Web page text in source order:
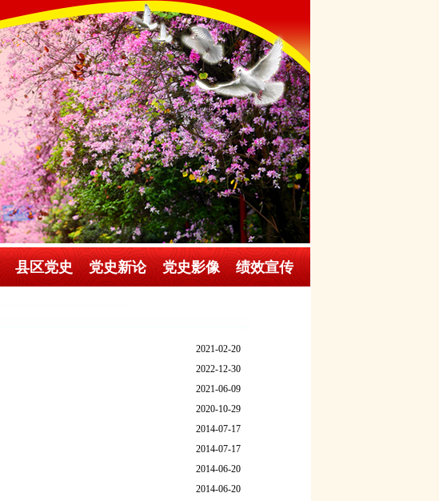
县区党史 党史新论 党史影像 绩效宣传
2021-02-20
2022-12-30
2021-06-09
2020-10-29
2014-07-17
2014-07-17
2014-06-20
2014-06-20